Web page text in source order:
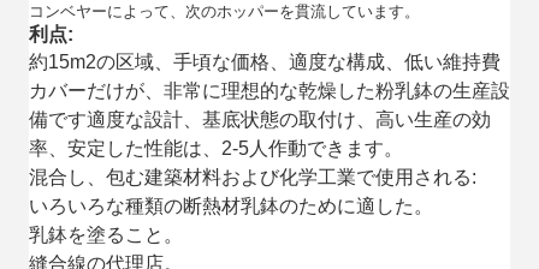
コンベヤーによって、次のホッパーを貫流しています。
利点:
約15m2の区域、手頃な価格、適度な構成、低い維持費
カバーだけが、非常に理想的な乾燥した粉乳鉢の生産設
備です適度な設計、基底状態の取付け、高い生産の効
率、安定した性能は、2-5人作動できます。
混合し、包む建築材料および化学工業で使用される:
いろいろな種類の断熱材乳鉢のために適した。
乳鉢を塗ること。
縫合線の代理店。